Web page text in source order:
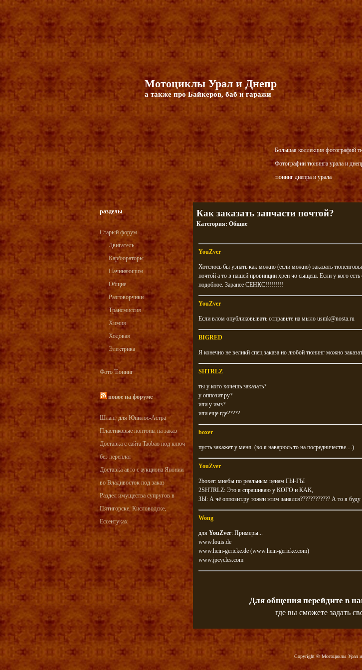
Мотоциклы Урал и Днепр
а также про Байкеров, баб и гаражи
Большая коллекция фотографий
Фотографии тюнинга урала и
тюнинг днепра и урала
разделы
Старый форум
Двигатель
Карбюраторы
Начинающим
Общие
Разговорчики
Трансмиссия
Химия
Ходовая
Электрика
Фото Тюнинг
новое на форуме
Шланг для Юнилос-Астра
Пластиковые понтоны на заказ
Доставка с сайта Taobao под ключ
без переплат
Доставка авто с аукциона Японии
во Владивосток под заказ
Раздел имущества супругов в
Пятигорске, Кисловодске,
Ессентуках
Как заказать запчасти почтой?
Категория: Общие
YouZver
Хотелось бы узнать как можно (если можно) заказать
почтой а то в нашей провинции хрен чо сыщеш. Если у кого есть
подобное. Заранее СЕНКС!!!!!!!!!
YouZver
Если влом опубликовывать отправьте на мыло usmk@nosta.ru
BIGRED
Я конечно не великй спец заказа но любой тюнинг можно
SHTRLZ
ты у кого хочешь заказать?
у оппозит.ру?
или у имз?
или еще где?????
boxer
пусть закажет у меня. (во я наварюсь то на посредничестве....)
YouZver
2boxer: мнебы по реальным ценам ГЫ-ГЫ
2SHTRLZ: Это я спрашиваю у КОГО и КАК,
ЗЫ: А чё оппозит.ру тожен этим занялся???????????? А то я
Wong
для YouZver: Примеры...
www.louis.de
www.hein-gericke.de (www.hein-gericke.com)
www.jpcycles.com
Для общения перейдите в
где вы сможете задать
Copyright © Мотоциклы Урал